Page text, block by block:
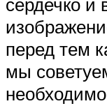
перед тем
мы